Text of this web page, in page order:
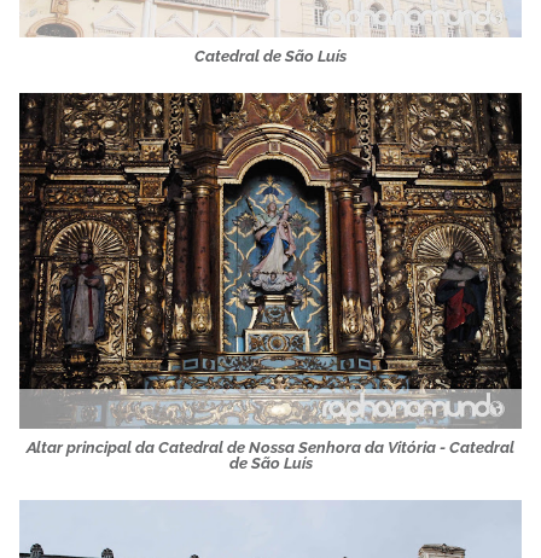
Catedral de São Luís
Altar principal da Catedral de Nossa Senhora da Vitória - Catedral
de São Luís